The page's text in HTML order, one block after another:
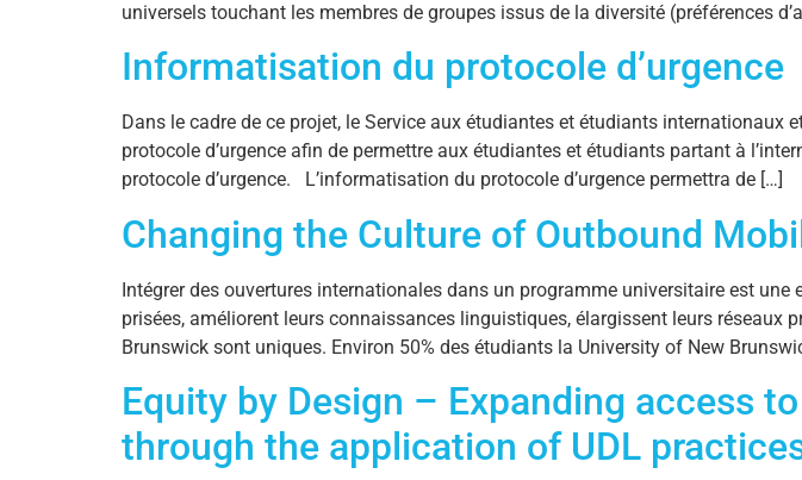
universels touchant les membres de groupes issus de la diversité (préférences
Informatisation du protocole d’urgence
Dans le cadre de ce projet, le Service aux étudiantes et étudiants
protocole d’urgence afin de permettre aux étudiantes et étudiants partant à
protocole d’urgence. L’informatisation du protocole d’urgence permettra de […]
Changing the Culture of Outbound
Intégrer des ouvertures internationales dans un programme universitaire est
prisées, améliorent leurs connaissances linguistiques, élargissent leurs
Brunswick sont uniques. Environ 50% des étudiants la University of New
Equity by Design – Expanding access
through the application of UDL